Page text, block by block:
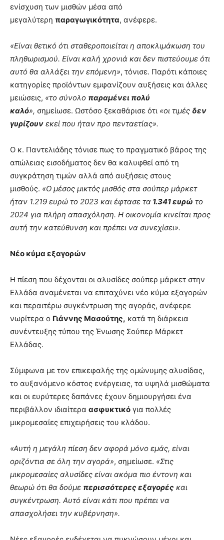
ενίσχυση των μισθών μέσα από
μεγαλύτερη παραγωγικότητα, ανέφερε.
«Είναι θετικό ότι σταθεροποιείται η αποκλιμάκωση του
πληθωρισμού. Είναι καλή χρονιά και δεν πιστεύουμε ότι
αυτό θα αλλάξει την επόμενη», τόνισε. Παρότι κάποιες
κατηγορίες προϊόντων εμφανίζουν αυξήσεις και άλλες
μειώσεις, «το σύνολο παραμένει πολύ
καλό», σημείωσε. Ωστόσο ξεκαθάρισε ότι «οι τιμές δεν
γυρίζουν εκεί που ήταν προ πενταετίας».
Ο κ. Παντελιάδης τόνισε πως το πραγματικό βάρος της
απώλειας εισοδήματος δεν θα καλυφθεί από τη
συγκράτηση τιμών αλλά από αυξήσεις στους
μισθούς. «Ο μέσος μικτός μισθός στα σούπερ μάρκετ
ήταν 1.219 ευρώ το 2023 και έφτασε τα 1.341 ευρώ το
2024 για πλήρη απασχόληση. Η οικονομία κινείται προς
αυτή την κατεύθυνση και πρέπει να συνεχίσει».
Νέο κύμα εξαγορών
Η πίεση που δέχονται οι αλυσίδες σούπερ μάρκετ στην
Ελλάδα αναμένεται να επιταχύνει νέο κύμα εξαγορών
και περαιτέρω συγκέντρωση της αγοράς, ανέφερε
νωρίτερα ο Γιάννης Μασούτης, κατά τη διάρκεια
συνέντευξης τύπου της Ένωσης Σούπερ Μάρκετ
Ελλάδας.
Σύμφωνα με τον επικεφαλής της ομώνυμης αλυσίδας,
το αυξανόμενο κόστος ενέργειας, τα υψηλά μισθώματα
και οι ευρύτερες δαπάνες έχουν δημιουργήσει ένα
περιβάλλον ιδιαίτερα ασφυκτικό για πολλές
μικρομεσαίες επιχειρήσεις του κλάδου.
«Αυτή η μεγάλη πίεση δεν αφορά μόνο εμάς, είναι
οριζόντια σε όλη την αγορά», σημείωσε. «Στις
μικρομεσαίες αλυσίδες είναι ακόμα πιο έντονη και
θεωρώ ότι θα δούμε περισσότερες εξαγορές και
συγκέντρωση. Αυτό είναι κάτι που πρέπει να
απασχολήσει την κυβέρνηση».